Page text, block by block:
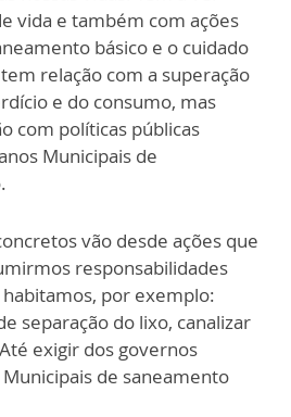
vida e também com ações
básico e o cuidado
relação com a superação
e do consumo, mas
com políticas públicas
Municipais de
vão desde ações que
responsabilidades
por exemplo:
separação do lixo, canalizar
exigir dos governos
de saneamento